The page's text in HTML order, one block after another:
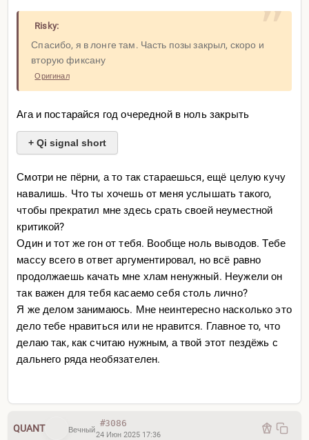
Risky:
Спасибо, я в лонге там. Часть позы закрыл, скоро и
вторую фиксану
Оригинал
Ага и постарайся год очередной в ноль закрыть
+ Qi signal short
Смотри не пёрни, а то так стараешься, ещё целую кучу
навалишь. Что ты хочешь от меня услышать такого,
чтобы прекратил мне здесь срать своей неуместной
критикой?
Один и тот же гон от тебя. Вообще ноль выводов. Тебе
массу всего в ответ аргументировал, но всё равно
продолжаешь качать мне хлам ненужный. Неужели он
так важен для тебя касаемо себя столь лично?
Я же делом занимаюсь. Мне неинтересно насколько это
дело тебе нравиться или не нравится. Главное то, что
делаю так, как считаю нужным, а твой этот пездёжь с
дальнего ряда необязателен.
QUANT Вечный
#3086
24 Июн 2025 17:36